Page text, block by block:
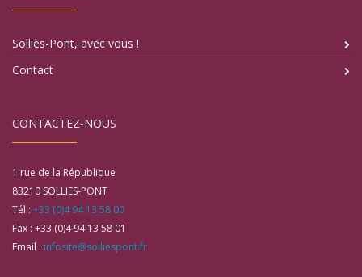
Solliès-Pont, avec vous !
Contact
CONTACTEZ-NOUS
1 rue de la République
83210 SOLLIES-PONT
Tél : +33 (0)4 94 13 58 00
Fax : +33 (0)4 94 13 58 01
Email : infosite@solliespont.fr